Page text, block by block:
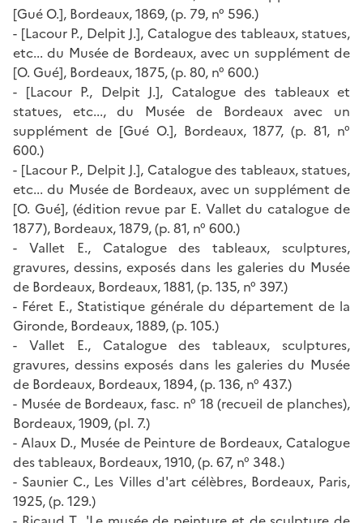
[Gué O.], Bordeaux, 1869, (p. 79, n° 596.)
- [Lacour P., Delpit J.], Catalogue des tableaux, statues,
etc... du Musée de Bordeaux, avec un supplément de
[O. Gué], Bordeaux, 1875, (p. 80, n° 600.)
- [Lacour P., Delpit J.], Catalogue des tableaux et
statues, etc..., du Musée de Bordeaux avec un
supplément de [Gué O.], Bordeaux, 1877, (p. 81, n°
600.)
- [Lacour P., Delpit J.], Catalogue des tableaux, statues,
etc... du Musée de Bordeaux, avec un supplément de
[O. Gué], (édition revue par E. Vallet du catalogue de
1877), Bordeaux, 1879, (p. 81, n° 600.)
- Vallet E., Catalogue des tableaux, sculptures,
gravures, dessins, exposés dans les galeries du Musée
de Bordeaux, Bordeaux, 1881, (p. 135, n° 397.)
- Féret E., Statistique générale du département de la
Gironde, Bordeaux, 1889, (p. 105.)
- Vallet E., Catalogue des tableaux, sculptures,
gravures, dessins exposés dans les galeries du Musée
de Bordeaux, Bordeaux, 1894, (p. 136, n° 437.)
- Musée de Bordeaux, fasc. n° 18 (recueil de planches),
Bordeaux, 1909, (pl. 7.)
- Alaux D., Musée de Peinture de Bordeaux, Catalogue
des tableaux, Bordeaux, 1910, (p. 67, n° 348.)
- Saunier C., Les Villes d'art célèbres, Bordeaux, Paris,
1925, (p. 129.)